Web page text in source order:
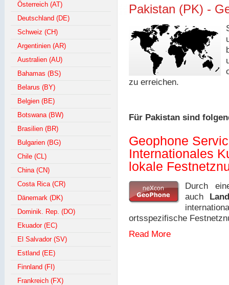
Österreich (AT)
Deutschland (DE)
Schweiz (CH)
Argentinien (AR)
Australien (AU)
Bahamas (BS)
Belarus (BY)
Belgien (BE)
Botswana (BW)
Brasilien (BR)
Bulgarien (BG)
Chile (CL)
China (CN)
Costa Rica (CR)
Dänemark (DK)
Dominik. Rep. (DO)
Ekuador (EC)
El Salvador (SV)
Estland (EE)
Finnland (FI)
Frankreich (FX)
Pakistan (PK) -
zu erreichen.
Für Pakistan sind
Geophone
Internationales
lokale
Durch
auch
ortsspezifische
Read More